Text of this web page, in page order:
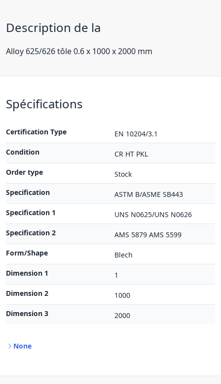
Description de la
Alloy 625/626 tôle 0.6 x 1000 x 2000 mm
Spécifications
Certification Type
EN 10204/3.1
Condition
CR HT PKL
Order type
Stock
Specification
ASTM B/ASME SB443
Specification 1
UNS N0625/UNS N0626
Specification 2
AMS 5879 AMS 5599
Form/Shape
Blech
Dimension 1
1
Dimension 2
1000
Dimension 3
2000
None